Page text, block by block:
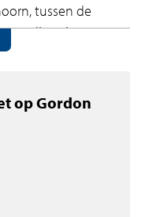
tussen de
verrijzen in
doorstromers en
en het Groene
en de rest van
op Gordon